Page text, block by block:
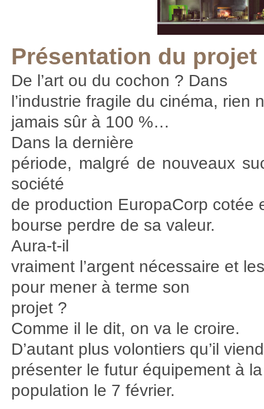
Présentation du
De l’art ou du cochon ? Dans
l’industrie fragile du cinéma, rien
jamais sûr à 100 %…
Dans la dernière
période, malgré de nouveaux
société
de production EuropaCorp cotée
bourse perdre de sa valeur.
Aura-t-il
vraiment l’argent nécessaire et
pour mener à terme son
projet ?
Comme il le dit, on va le croire.
D’autant plus volontiers qu’il
présenter le futur équipement à la
population le 7 février.